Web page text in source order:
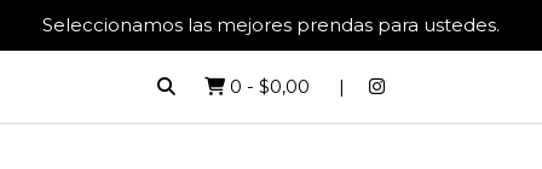
Seleccionamos las mejores prendas para ustedes.
0 - $0,00